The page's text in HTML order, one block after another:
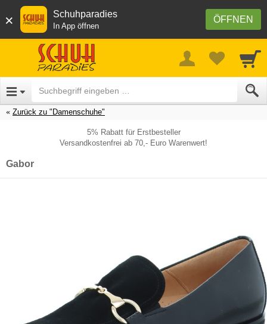
× ÖFFNEN
Schuhparadies
In App öffnen
Zurück zu "Damenschuhe"
5% Rabatt für Erstbesteller
Versandkostenfrei ab 70,- Euro Warenwert!
Gabor